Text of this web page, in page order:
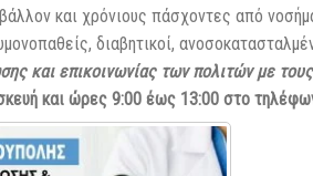
και χρόνιους πάσχοντες από
διαβητικοί,
και επικοινωνίας των πολιτών με
και ώρες 9:00 έως 13:00 στο